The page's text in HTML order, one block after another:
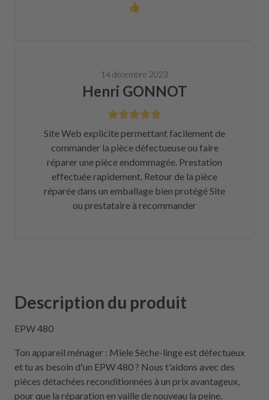
👍
14 décembre 2023
Henri GONNOT
Site Web explicite permettant facilement de
commander la pièce défectueuse ou faire
réparer une pièce endommagée. Prestation
effectuée rapidement. Retour de la pièce
réparée dans un emballage bien protégé Site
ou prestataire à recommander
Description du produit
EPW 480
Ton appareil ménager : Miele Sèche-linge est défectueux
et tu as besoin d'un EPW 480 ? Nous t'aidons avec des
pièces détachées reconditionnées à un prix avantageux,
pour que la réparation en vaille de nouveau la peine.